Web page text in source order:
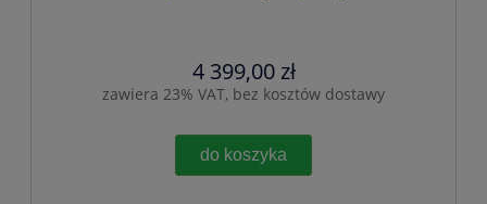
4 399,00 zł
zawiera 23% VAT, bez kosztów dostawy
do koszyka